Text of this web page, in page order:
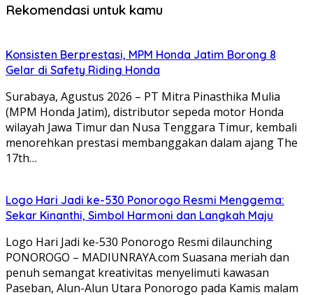
Rekomendasi untuk kamu
Konsisten Berprestasi, MPM Honda Jatim Borong 8
Gelar di Safety Riding Honda
Surabaya, Agustus 2026 – PT Mitra Pinasthika Mulia
(MPM Honda Jatim), distributor sepeda motor Honda
wilayah Jawa Timur dan Nusa Tenggara Timur, kembali
menorehkan prestasi membanggakan dalam ajang The
17th…
Logo Hari Jadi ke-530 Ponorogo Resmi Menggema:
Sekar Kinanthi, Simbol Harmoni dan Langkah Maju
Logo Hari Jadi ke-530 Ponorogo Resmi dilaunching
PONOROGO – MADIUNRAYA.com Suasana meriah dan
penuh semangat kreativitas menyelimuti kawasan
Paseban, Alun-Alun Utara Ponorogo pada Kamis malam